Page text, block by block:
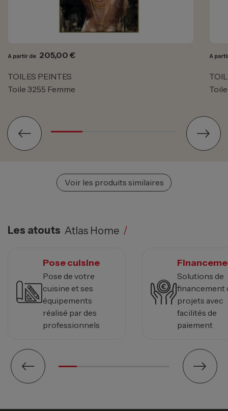
A partir de Prix
205,00 €
TOILES PEINTES
Toile 3255 Femme
A
Voir les produits similaires
Les atouts Atlas Home /
Pose cuisine
Pose de votre
cuisine et ses
équipements
réalisé par des
professionnels
Solutions de
financement
projets avec
facilités de
paiement